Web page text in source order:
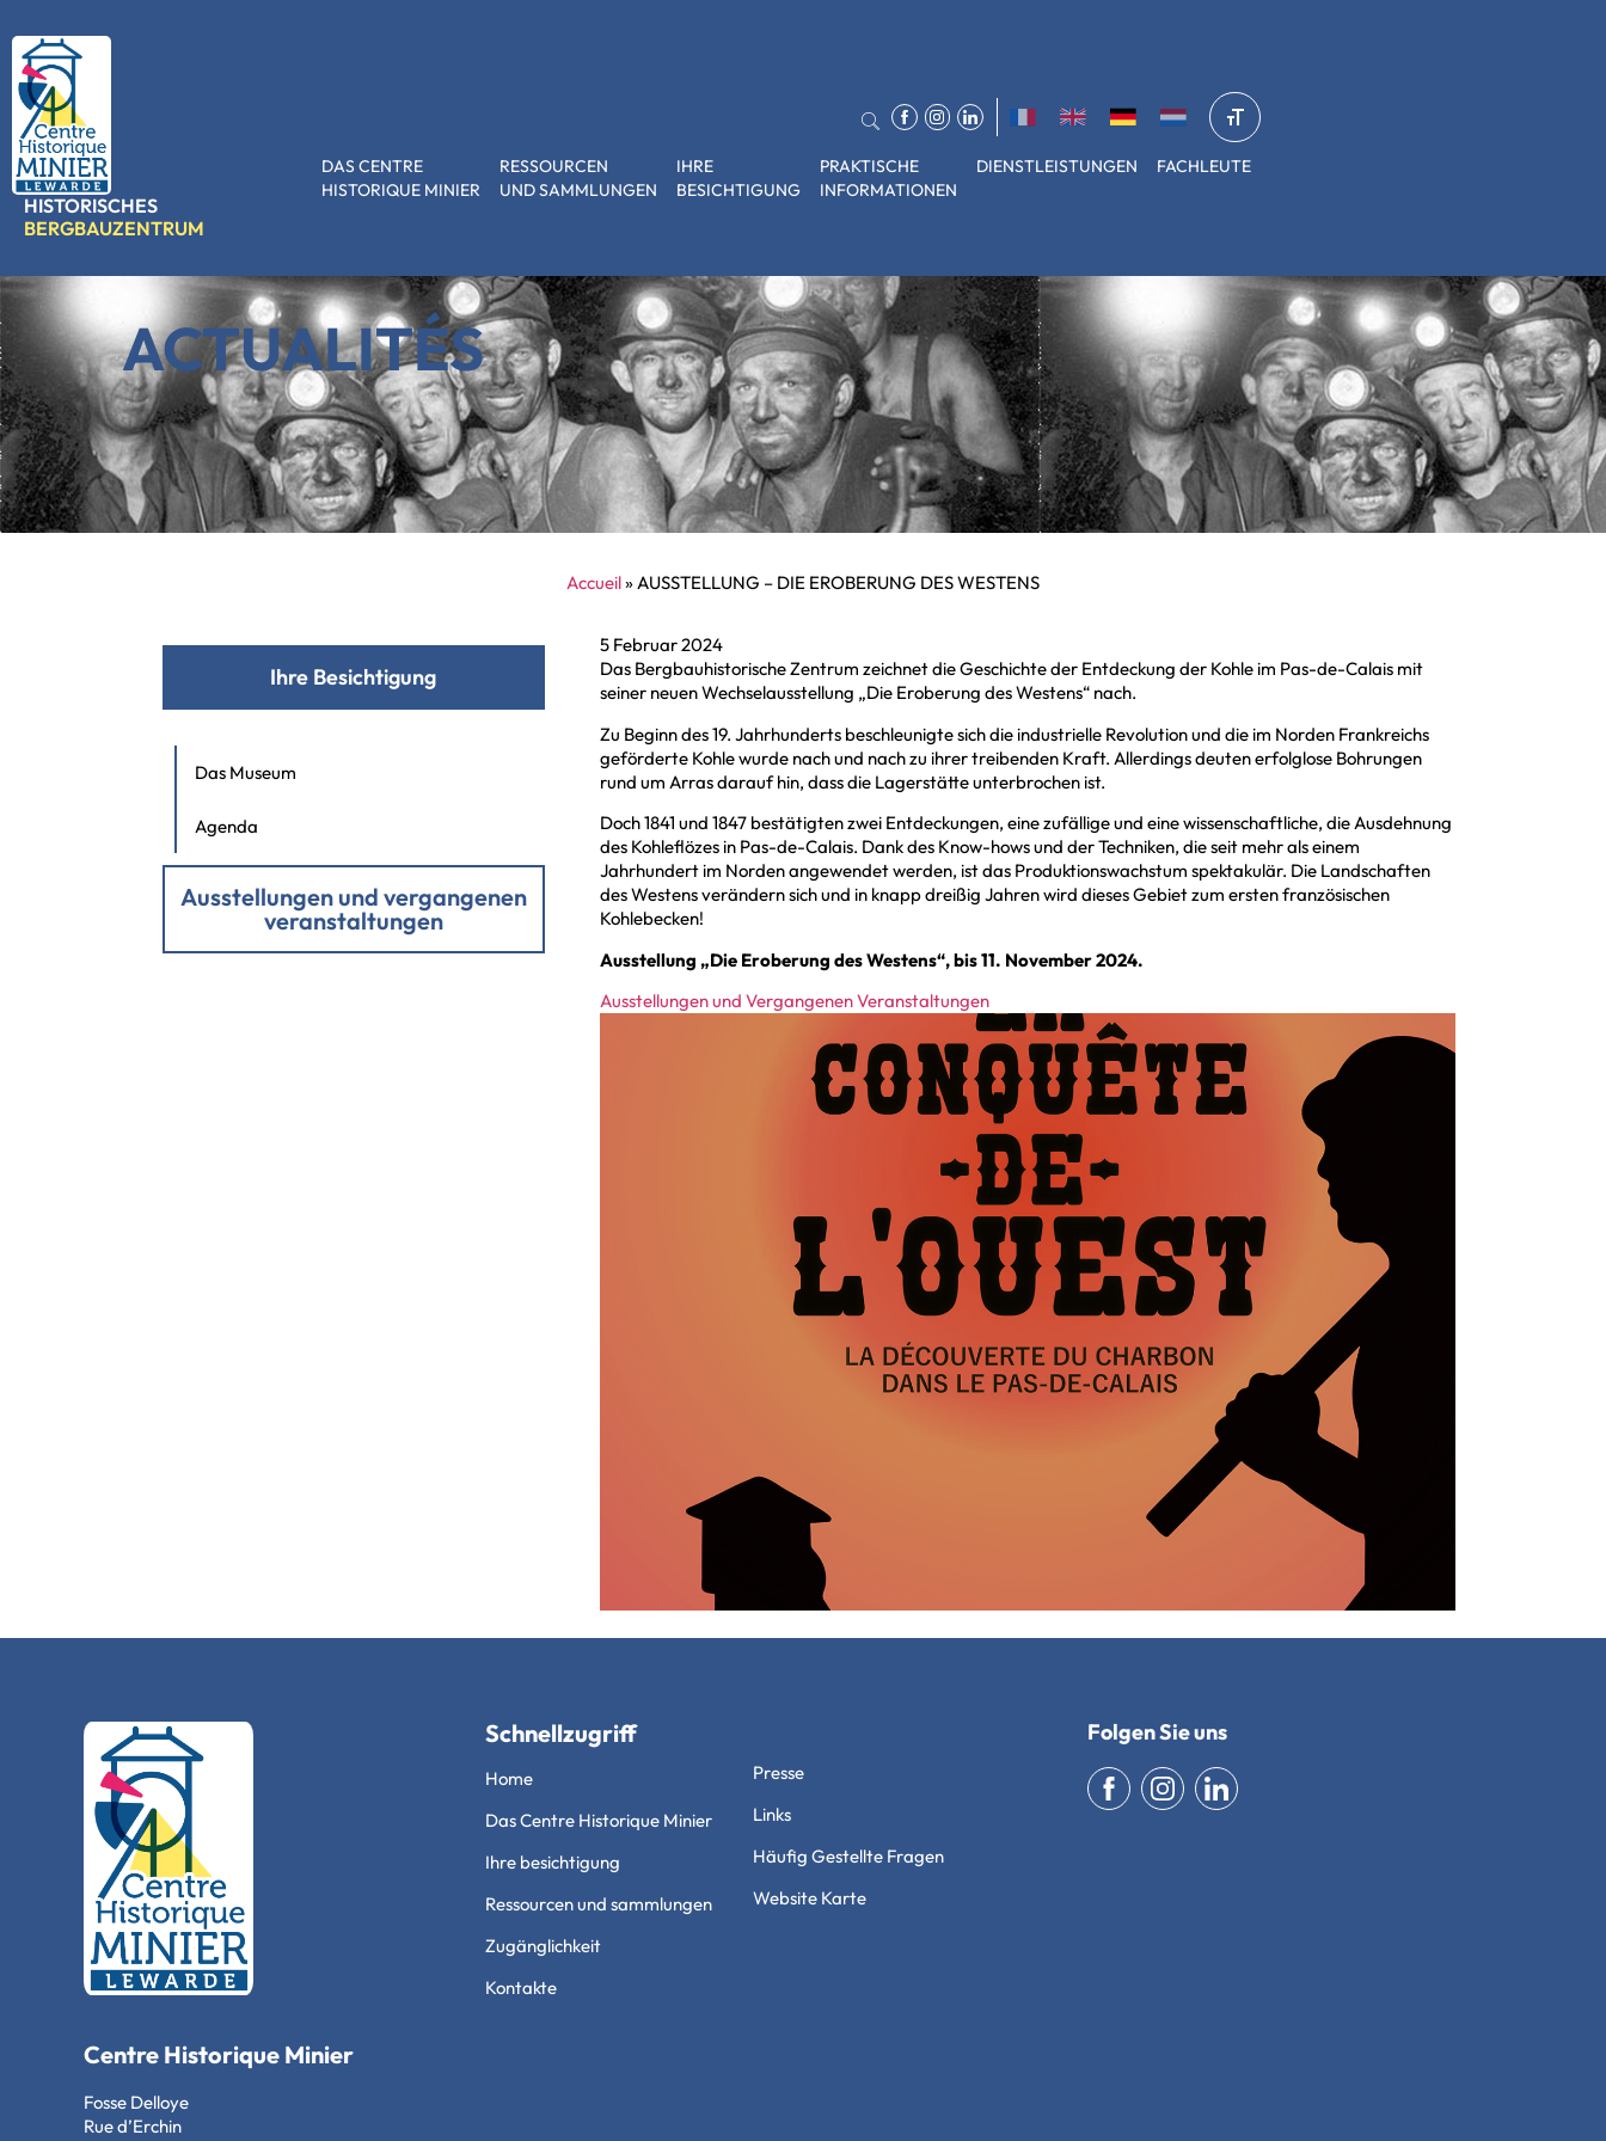
HISTORISCHES
BERGBAUZENTRUM
DAS CENTRE
HISTORIQUE MINIER
RESSOURCEN
UND SAMMLUNGEN
IHRE
BESICHTIGUNG
PRAKTISCHE
INFORMATIONEN
DIENSTLEISTUNGEN FACHLEUTE
ACTUALITÉS
Accueil»AUSSTELLUNG – DIE EROBERUNG DES WESTENS
Ihre Besichtigung
Das Museum
Agenda
Ausstellungen und vergangenen
veranstaltungen
5 Februar 2024
Das Bergbauhistorische Zentrum zeichnet die Geschichte der Entdeckung der Kohle im Pas-de-Calais mit
seiner neuen Wechselausstellung „Die Eroberung des Westens“ nach.
Zu Beginn des 19. Jahrhunderts beschleunigte sich die industrielle Revolution und die im Norden Frankreichs
geförderte Kohle wurde nach und nach zu ihrer treibenden Kraft. Allerdings deuten erfolglose Bohrungen
rund um Arras darauf hin, dass die Lagerstätte unterbrochen ist.
Doch 1841 und 1847 bestätigten zwei Entdeckungen, eine zufällige und eine wissenschaftliche, die Ausdehnung
des Kohleflözes in Pas-de-Calais. Dank des Know-hows und der Techniken, die seit mehr als einem
Jahrhundert im Norden angewendet werden, ist das Produktionswachstum spektakulär. Die Landschaften
des Westens verändern sich und in knapp dreißig Jahren wird dieses Gebiet zum ersten französischen
Kohlebecken!
Ausstellung „Die Eroberung des Westens“, bis 11. November 2024.
Ausstellungen und Vergangenen Veranstaltungen
Centre Historique Minier
Fosse Delloye
Rue d’Erchin
Schnellzugriff
Home
Das Centre Historique Minier
Ihre besichtigung
Ressourcen und sammlungen
Zugänglichkeit
Kontakte
Presse
Links
Häufig Gestellte Fragen
Website Karte
Folgen Sie uns